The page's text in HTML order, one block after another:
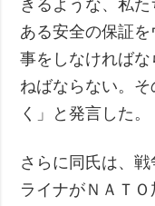
きるような、私
ある安全の保証
事をしなければ
ねばならない。
く」と発言した。
さらに同氏は、
ライナがＮＡＴ